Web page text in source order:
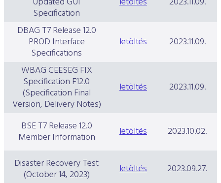
Specification
DBAG T7 Release 12.0
PROD Interface
Specifications
letöltés
2023.11.09.
WBAG CEESEG FIX
Specification F12.0
(Specification Final
Version, Delivery Notes)
letöltés 2023.11.09.
BSE T7 Release 12.0
Member Information letöltés 2023.10.02.
Disaster Recovery Test
(October 14, 2023) letöltés
2023.09.27.